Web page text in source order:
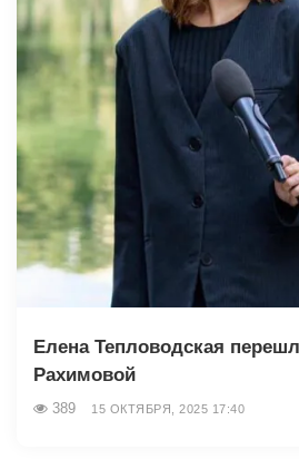
Елена Тепловодская
Рахимовой
389 15 ОКТЯБРЯ, 2025 17:40